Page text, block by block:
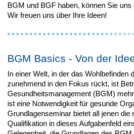
BGM und BGF haben, können Sie uns
Wir freuen uns über Ihre Ideen!
BGM Basics - Von der
In einer Welt, in der das Wohlbefinden
zunehmend in den Fokus rückt, ist
Gesundheitsmanagement (BGM)
ist eine Notwendigkeit für gesunde
Grundlagenseminar bietet all jenen die
Qualifikation in dieses Aufgabenfeld